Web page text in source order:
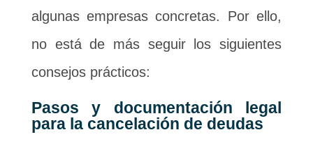
algunas empresas concretas. Por ello,
no está de más seguir los siguientes
consejos prácticos:
Pasos y documentación legal
para la cancelación de deudas